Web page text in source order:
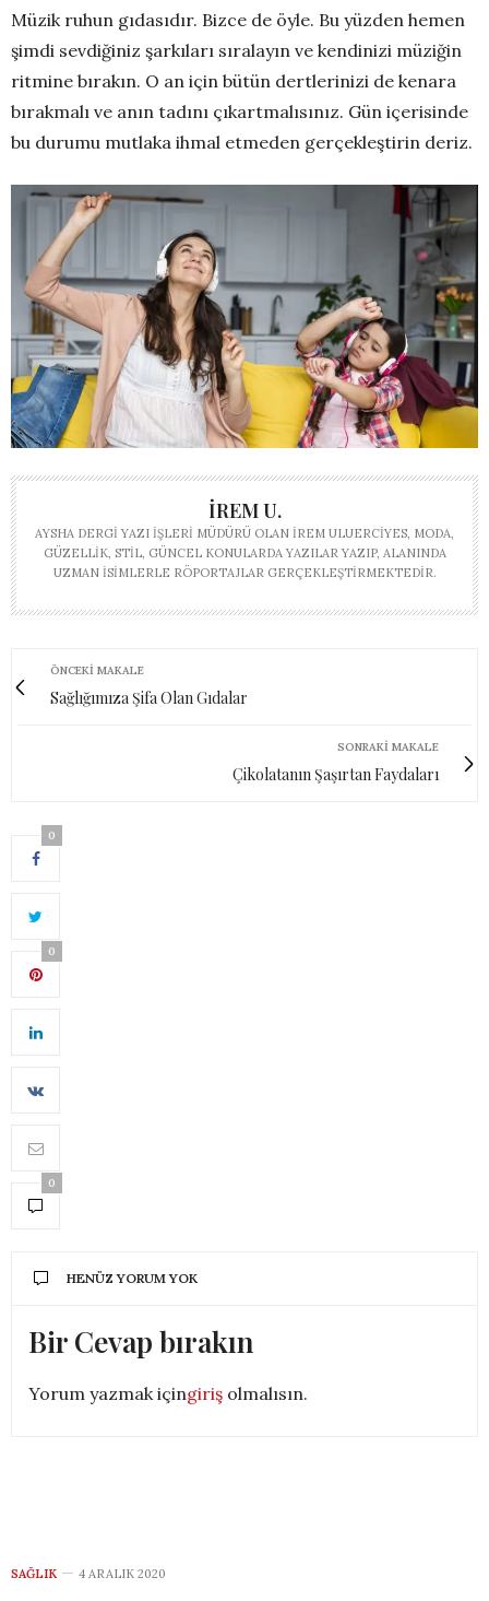
Müzik ruhun gıdasıdır. Bizce de öyle. Bu yüzden hemen
şimdi sevdiğiniz şarkıları sıralayın ve kendinizi müziğin
ritmine bırakın. O an için bütün dertlerinizi de kenara
bırakmalı ve anın tadını çıkartmalısınız. Gün içerisinde
bu durumu mutlaka ihmal etmeden gerçekleştirin deriz.
İREM U.
AYSHA DERGI YAZI İŞLERI MÜDÜRÜ OLAN İREM ULUERCIYES, MODA,
GÜZELLIK, STIL, GÜNCEL KONULARDA YAZILAR YAZIP, ALANINDA
UZMAN ISIMLERLE RÖPORTAJLAR GERÇEKLEŞTIRMEKTEDIR.
ÖNCEKI MAKALE
Sağlığımıza Şifa Olan Gıdalar
SONRAKI MAKALE
Çikolatanın Şaşırtan Faydaları
0
0
0
HENÜZ YORUM YOK
Bir Cevap bırakın
Yorum yazmak içingiriş olmalısın.
SAĞLIK 4 ARALIK 2020